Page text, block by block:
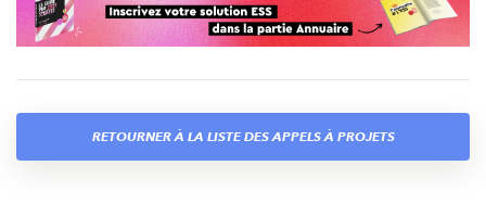
RETOURNER À LA LISTE DES APPELS À PROJETS